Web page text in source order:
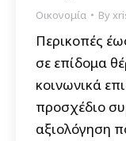
Οικονομία By
Περικοπές
σε επίδομα
κοινωνικά
προσχέδιο
αξιολόγηση